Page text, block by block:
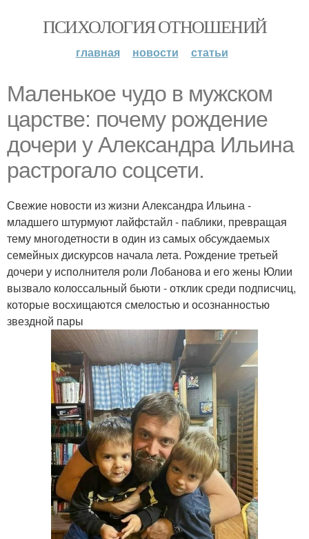
ПСИХОЛОГИЯ ОТНОШЕНИЙ
главная новости статьи
Маленькое чудо в мужском
царстве: почему рождение
дочери у Александра Ильина
растрогало соцсети.
Свежие новости из жизни Александра Ильина -
младшего штурмуют лайфстайл - паблики, превращая
тему многодетности в один из самых обсуждаемых
семейных дискурсов начала лета. Рождение третьей
дочери у исполнителя роли Лобанова и его жены Юлии
вызвало колоссальный бьюти - отклик среди подписчиц,
которые восхищаются смелостью и осознанностью
звездной пары